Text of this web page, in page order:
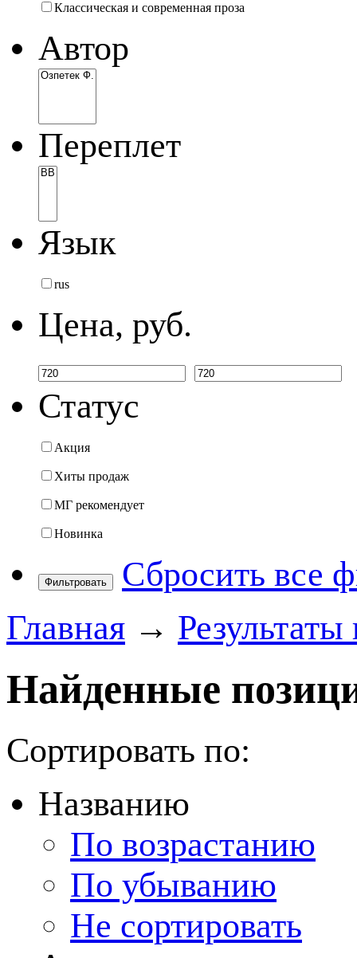
Классическая и современная проза
Автор
Переплет
Язык
rus
Цена, руб.
Статус
Акция
Хиты продаж
МГ рекомендует
Новинка
Фильтровать
Сбросить все
Главная →
Найденные
Сортировать по:
Названию
По возрастанию
По убыванию
Не сортировать